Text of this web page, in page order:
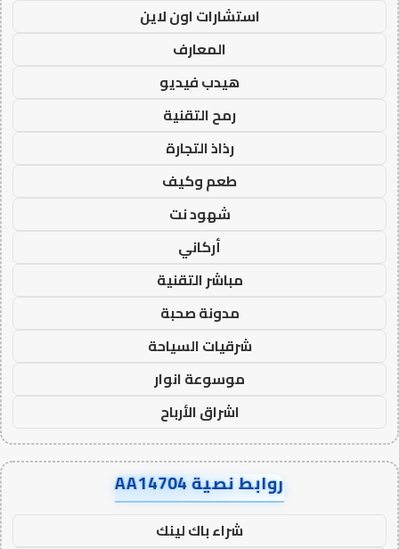
استشارات اون لاين
المعارف
هيدب فيديو
رمح التقنية
رذاذ التجارة
طعم وكيف
شهود نت
أركاني
مباشر التقنية
مدونة صحبة
شرقيات السياحة
موسوعة انوار
اشراق الأرباح
روابط نصية AA14704
شراء باك لينك